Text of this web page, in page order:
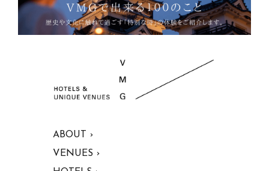
ABOUT ›
VENUES ›